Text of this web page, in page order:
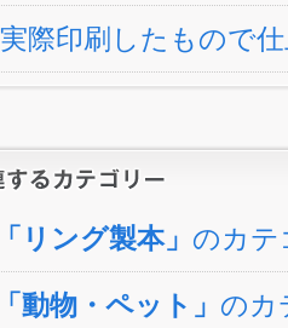
実際印刷したもので
「リング製本」 のカテ
「動物・ペット」 のカ